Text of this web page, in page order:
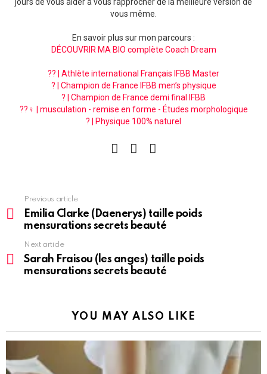
vous même.
En savoir plus sur mon parcours :
DÉCOUVRIR MA BIO complète Coach Dream
?? | Athlète international Français IFBB Master
? | Champion de France IFBB men’s physique
? | Champion de France demi final IFBB
??‍♀️ | musculation - remise en forme - Études morphologique
? | Physique 100% naturel
more
Previous article
Emilia Clarke (Daenerys) taille poids
mensurations secrets beauté
Next article
Sarah Fraisou (les anges) taille poids
mensurations secrets beauté
YOU MAY ALSO LIKE